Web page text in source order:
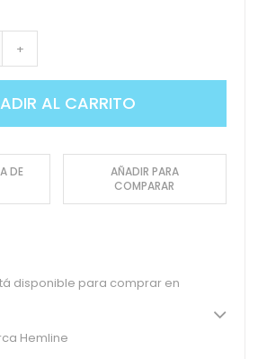
+
AL CARRITO
DE
AÑADIR PARA
COMPARAR
disponible para comprar en
Hemline